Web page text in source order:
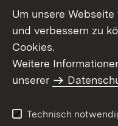
Benutzungshinweise
Um unsere
und verbessern zu
Cookies.
Weitere
unserer
Technisch